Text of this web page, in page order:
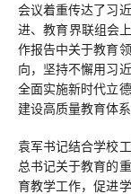
会议着重传达了习
进、教育界联组会
作报告中关于教育
向，坚持不懈用习
全面实施新时代立
建设高质量教育体系
袁军书记结合学校
总书记关于教育的
育教学工作，促进